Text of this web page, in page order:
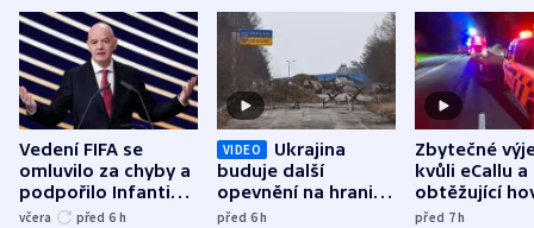
Vedení FIFA se
omluvilo za chyby a
podpořilo Infantina.
UEFA trvá na
včera před 6 h
VIDEO
Ukrajina
buduje další
opevnění na hranici
s Běloruskem
před 6h
Zbytečné
kvůli eCallu a
obtěžující
zdržují
před 7h